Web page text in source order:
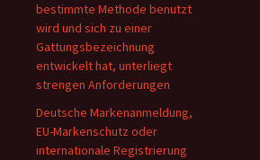
bestimmte Methode benutzt
wird und sich zu einer
Gattungsbezeichnung
entwickelt hat, unterliegt
strengen Anforderungen
Deutsche Markenanmeldung,
EU-Markenschutz oder
internationale Registrierung